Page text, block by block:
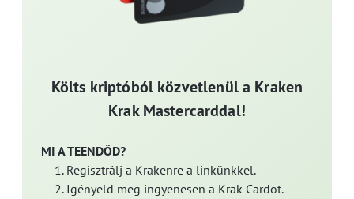
Költs kriptóból közvetlenül a Kraken
Krak Mastercarddal!
MI A TEENDŐD?
Regisztrálj a Krakenre a linkünkkel.
Igényeld meg ingyenesen a Krak Cardot.